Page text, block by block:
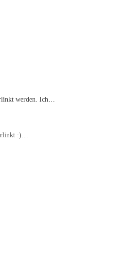
werden. Ich…
:)…